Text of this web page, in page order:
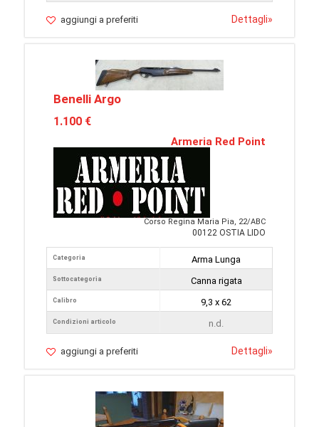
aggiungi a preferiti Dettagli»
Benelli Argo
1.100 €
Armeria Red Point
Corso Regina Maria Pia, 22/ABC
00122 OSTIA LIDO
Categoria
Sottocategoria
Calibro
Condizioni articolo
Arma Lunga
Canna rigata
9,3 x 62
n.d.
aggiungi a preferiti Dettagli»